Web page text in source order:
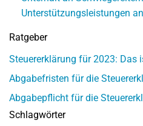
Unterstützungsleistungen
Ratgeber
Steuererklärung für 2023: Das
Abgabefristen für die
Abgabepflicht für die
Schlagwörter